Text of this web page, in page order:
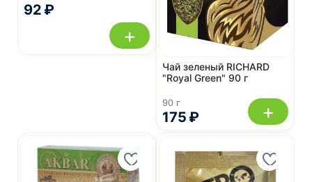
92 ₽
+
175 ₽
Чай зеленый RICHARD
"Royal Green" 90 г
90 г +